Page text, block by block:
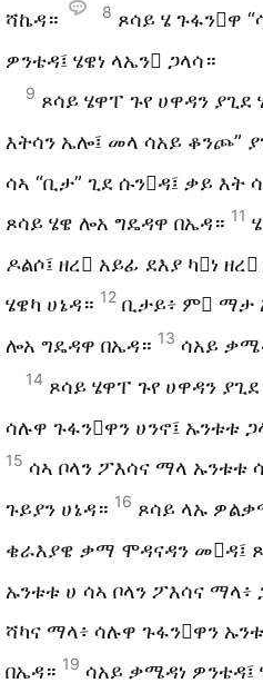
ሻኬዳ። 8 ጾሳይ ሄ ጉፋንዋ
ዎንቴዳ፤ ሄዌነ ላኤን ጋላሳ።
9 ጾሳይ ሄዋፐ ጉየ ሀዋዳን ያጊደ
እትሳን ኤሎ፤ መላ ሳአይ ቆንጮ”
ሳኣ “ቢታ” ጊደ ሱንዳ፤ ቃይ እት
ጾሳይ ሄዌ ሎአ ግዴዳዋ በኤዳ። 11
ዶልሶ፤ ዘረ አይፊ ደእያ ካነ
ሄዌካ ሀኔዳ። 12 ቢታይ፥ ም ማታ
ሎአ ግዴዳዋ በኤዳ። 13 ሳአይ
14 ጾሳይ ሄዋፐ ጉየ ሀዋዳን
ሳሉዋ ጉፋንዋን ሀንኖ፤ ኡንቱቱ
15 ሳኣ ቦላን ፖእሳና ማላ ኡንቱቱ
ጉይያን ሀኔዳ። 16 ጾሳይ ላኡ
ቄራእያዌ ቃማ ሞዳናዳን መዳ፤
ኡንቱቱ ሀ ሳኣ ቦላን ፖእሳና
ሻካና ማላ፥ ሳሉዋ ጉፋንዋን
በኤዳ። 19 ሳአይ ቃሜዳነ ዎንቴዳ፤